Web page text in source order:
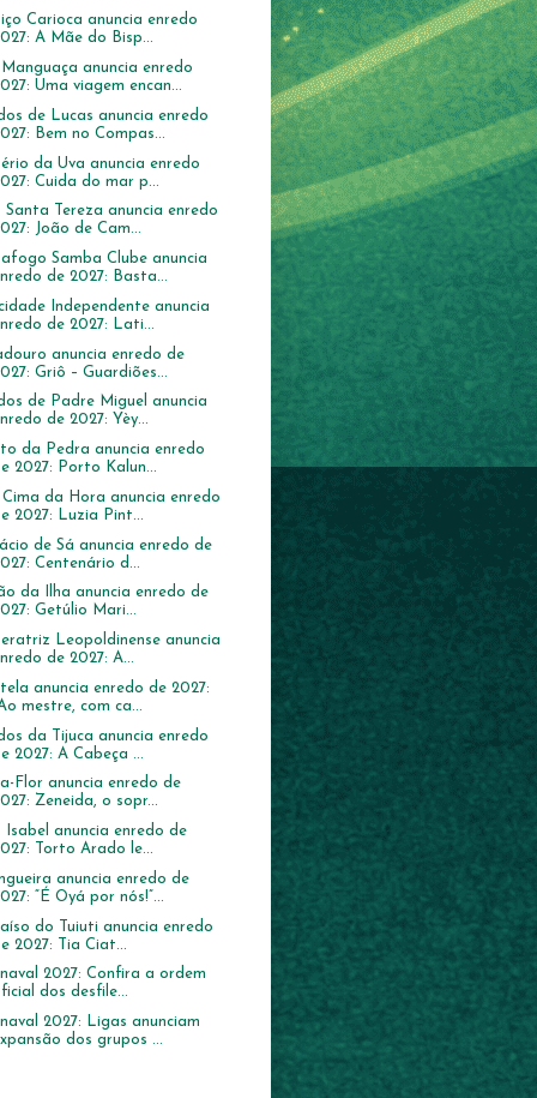
Carioca anuncia enredo
A Mãe do Bisp...
anuncia enredo
Uma viagem encan...
de Lucas anuncia enredo
Bem no Compas...
da Uva anuncia enredo
Cuida do mar p...
Santa Tereza anuncia enredo
João de Cam...
Samba Clube anuncia
de 2027: Basta...
Independente anuncia
de 2027: Lati...
anuncia enredo de
Griô – Guardiões...
de Padre Miguel anuncia
de 2027: Yèy...
da Pedra anuncia enredo
2027: Porto Kalun...
Cima da Hora anuncia enredo
2027: Luzia Pint...
de Sá anuncia enredo de
Centenário d...
da Ilha anuncia enredo de
Getúlio Mari...
Leopoldinense anuncia
de 2027: A...
anuncia enredo de 2027:
mestre, com ca...
da Tijuca anuncia enredo
2027: A Cabeça ...
Flor anuncia enredo de
Zeneida, o sopr...
Isabel anuncia enredo de
Torto Arado le...
anuncia enredo de
“É Oyá por nós!”...
do Tuiuti anuncia enredo
2027: Tia Ciat...
2027: Confira a ordem
dos desfile...
2027: Ligas anunciam
dos grupos ...